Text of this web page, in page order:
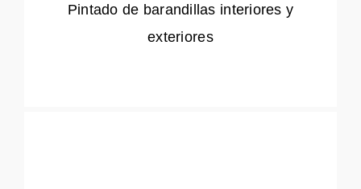
Pintado de barandillas interiores y
exteriores